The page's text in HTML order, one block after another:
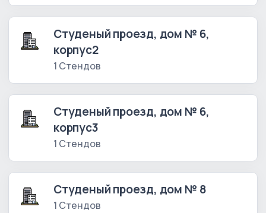
Студеный проезд, дом № 6,
корпус2
1 Стендов
Студеный проезд, дом № 6,
корпус3
1 Стендов
Студеный проезд, дом № 8
1 Стендов